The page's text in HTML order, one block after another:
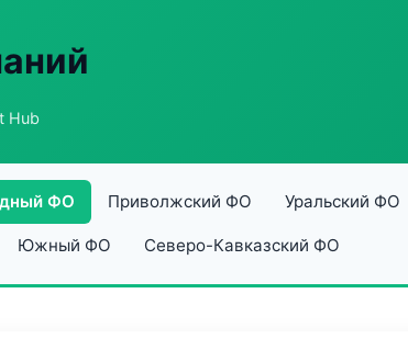
Hub
ФО Приволжский ФО Уральский ФО
Южный ФО Северо-Кавказский ФО